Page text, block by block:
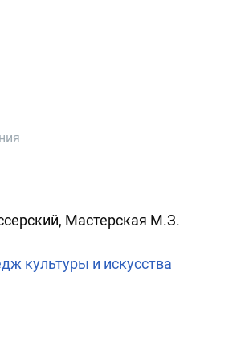
Мастерская М.З.
культуры и искусства